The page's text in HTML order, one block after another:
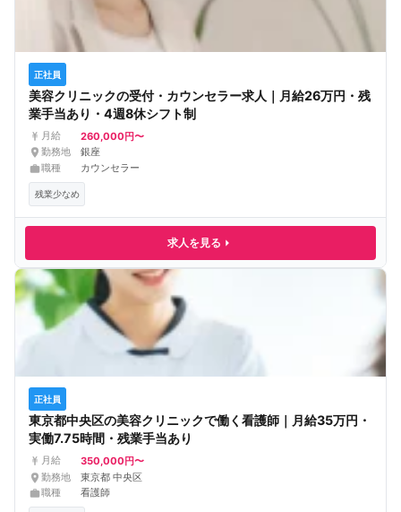
正社員
美容クリニックの受付・カウンセラー求人｜月給26万円・残
業手当あり・4週8休シフト制
月給 260,000円〜
勤務地
銀座
職種
カウンセラー
残業少なめ
求人を見る
正社員
東京都中央区の美容クリニックで働く看護師｜月給35万円・
実働7.75時間・残業手当あり
月給 350,000円〜
勤務地
東京都 中央区
職種
看護師